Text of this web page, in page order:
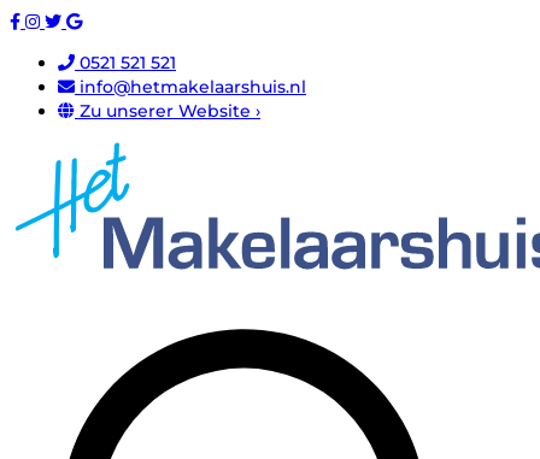
0521 521 521
info@hetmakelaarshuis.nl
Zu unserer Website ›